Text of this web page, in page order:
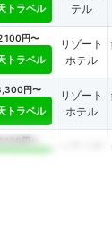
トラベル
テル
円〜
トラベル
リゾート
ホテル
円〜
トラベル
リゾート
ホテル
円〜